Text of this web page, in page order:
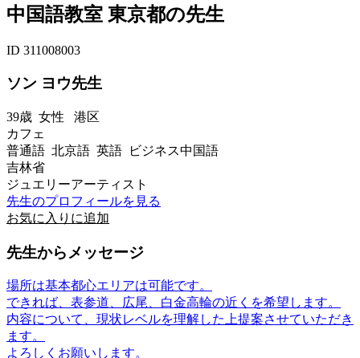
中国語教室 東京都の先生
ID 311008003
ソン ヨウ先生
39歳 女性 港区
カフェ
普通語 北京語 英語 ビジネス中国語
吉林省
ジュエリーアーティスト
先生のプロフィールを見る
お気に入りに追加
先生からメッセージ
場所は基本都心エリアは可能です。
できれば、表参道、広尾、白金高輪の近くを希望します。
内容について、現状レベルを理解した上提案させていただき
ます。
よろしくお願いします。